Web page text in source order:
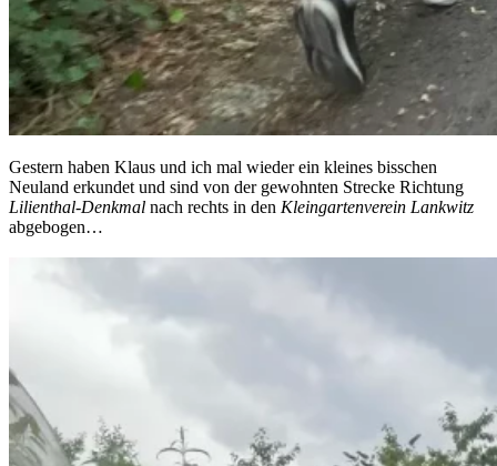
Gestern haben Klaus und ich mal wieder ein kleines bisschen
Neuland erkundet und sind von der gewohnten Strecke Richtung
Lilienthal-Denkmal nach rechts in den Kleingartenverein Lankwitz
abgebogen…